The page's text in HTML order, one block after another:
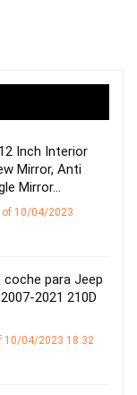
Inch Interior
Mirror, Anti
Mirror…
of 10/04/2023
coche para Jeep
2021 210D
10/04/2023 18:32